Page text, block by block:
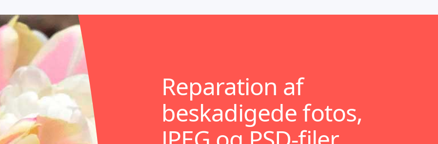
Reparation af
beskadigede fotos,